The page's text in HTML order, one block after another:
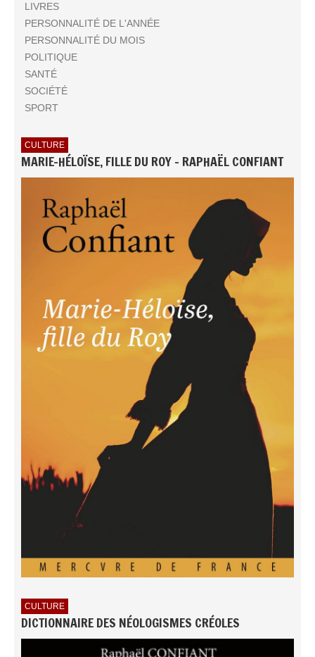
LIVRES
PERSONNALITÉ DE L'ANNÉE
PERSONNALITÉ DU MOIS
POLITIQUE
SANTÉ
SOCIÉTÉ
SPORT
CULTURE
MARIE-HÉLOÏSE, FILLE DU ROY - RAPHAËL CONFIANT
CULTURE
DICTIONNAIRE DES NÉOLOGISMES CRÉOLES